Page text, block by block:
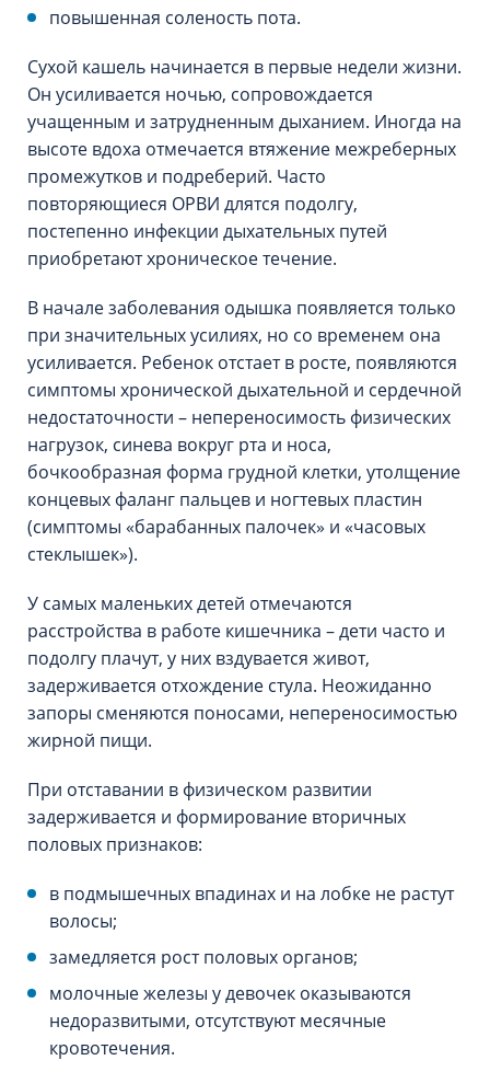
повышенная соленость пота.
Сухой кашель начинается в первые недели жизни.
Он усиливается ночью, сопровождается
учащенным и затрудненным дыханием. Иногда на
высоте вдоха отмечается втяжение межреберных
промежутков и подреберий. Часто
повторяющиеся ОРВИ длятся подолгу,
постепенно инфекции дыхательных путей
приобретают хроническое течение.
В начале заболевания одышка появляется только
при значительных усилиях, но со временем она
усиливается. Ребенок отстает в росте, появляются
симптомы хронической дыхательной и сердечной
недостаточности – непереносимость физических
нагрузок, синева вокруг рта и носа,
бочкообразная форма грудной клетки, утолщение
концевых фаланг пальцев и ногтевых пластин
(симптомы «барабанных палочек» и «часовых
стеклышек»).
У самых маленьких детей отмечаются
расстройства в работе кишечника – дети часто и
подолгу плачут, у них вздувается живот,
задерживается отхождение стула. Неожиданно
запоры сменяются поносами, непереносимостью
жирной пищи.
При отставании в физическом развитии
задерживается и формирование вторичных
половых признаков:
в подмышечных впадинах и на лобке не растут
волосы;
замедляется рост половых органов;
молочные железы у девочек оказываются
недоразвитыми, отсутствуют месячные
кровотечения.